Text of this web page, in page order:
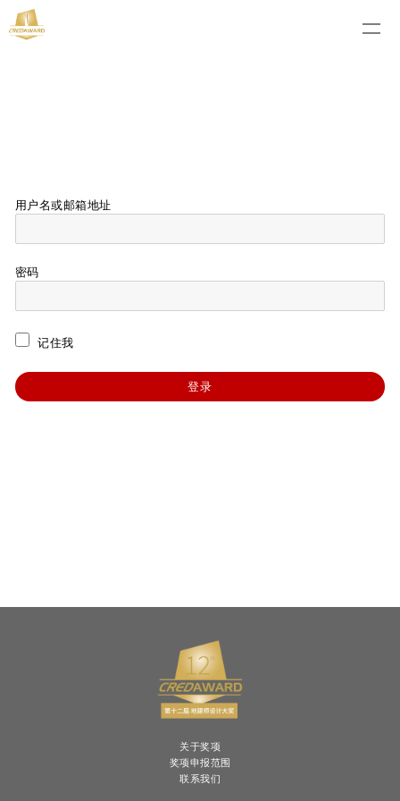
用户名或邮箱地址
密码
记住我
关于奖项
奖项申报范围
联系我们